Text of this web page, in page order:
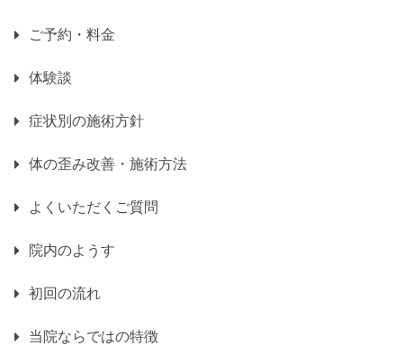
ご予約・料金
体験談
症状別の施術方針
体の歪み改善・施術方法
よくいただくご質問
院内のようす
初回の流れ
当院ならではの特徴